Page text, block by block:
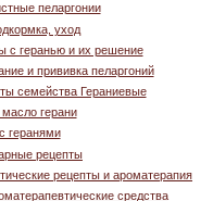
пеларгонии
уход
с геранью и их решение
и прививка пеларгоний
семейства Гераниевые
герани
геранями
рецепты
рецепты и ароматерапия
средства